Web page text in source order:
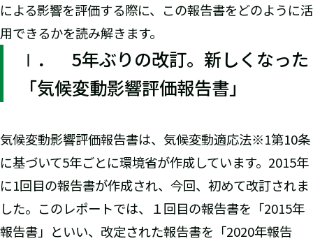
による影響を評価する際に、この報告書をどのように活
用できるかを読み解きます。
Ⅰ． 5年ぶりの改訂。新しくなった
「気候変動影響評価報告書」
気候変動影響評価報告書は、気候変動適応法※1第10条
に基づいて5年ごとに環境省が作成しています。2015年
に1回目の報告書が作成され、今回、初めて改訂されま
した。このレポートでは、１回目の報告書を「2015年
報告書」といい、改定された報告書を「2020年報告